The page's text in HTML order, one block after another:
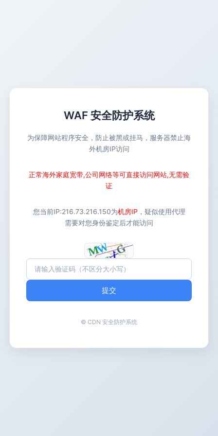
WAF 安全防护系统
为保障网站程序安全，防止被黑或挂马，服务器禁止海
外机房IP访问
正常海外家庭宽带,公司网络等可直接访问网站,无需验
证
您当前IP:216.73.216.150为机房IP ，疑似使用代理
需要对您身份鉴定后才能访问
提交
© CDN 安全防护系统